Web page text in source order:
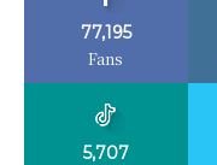
77,195
Fans
5,707